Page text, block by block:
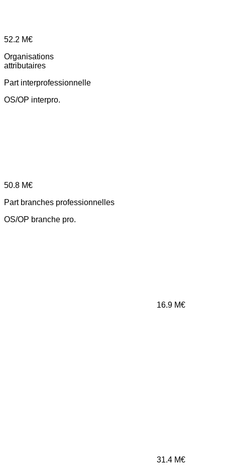
52.2 M€
Organisations
attributaires
Part interprofessionnelle
OS/OP interpro.
50.8 M€
Part branches professionnelles
OS/OP branche pro.
16.9 M€
31.4 M€